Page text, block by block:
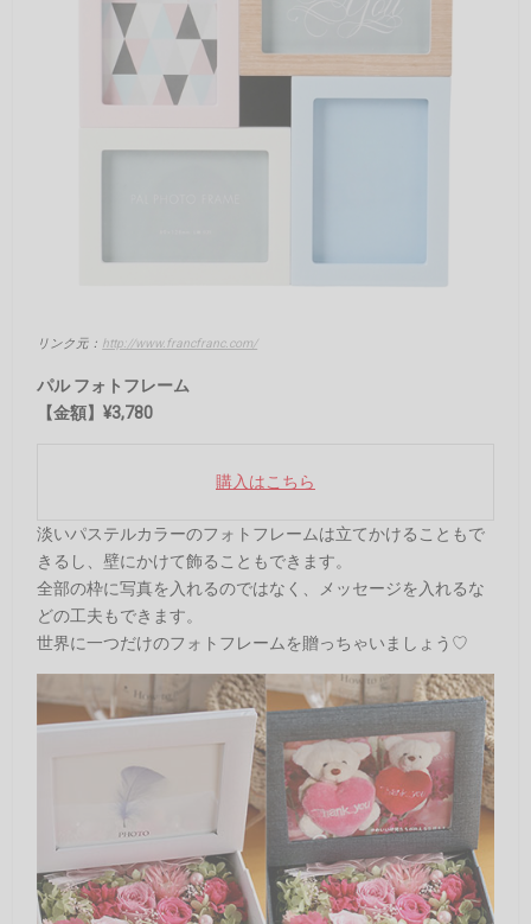
リンク元： http://www.francfranc.com/
パル フォトフレーム
【金額】¥3,780
購入はこちら
淡いパステルカラーのフォトフレームは立てかけることもで
きるし、壁にかけて飾ることもできます。
全部の枠に写真を入れるのではなく、メッセージを入れるな
どの工夫もできます。
世界に一つだけのフォトフレームを贈っちゃいましょう♡